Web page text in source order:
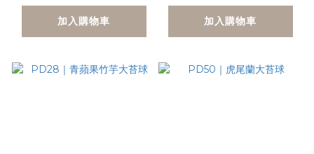
加入購物車 加入購物車